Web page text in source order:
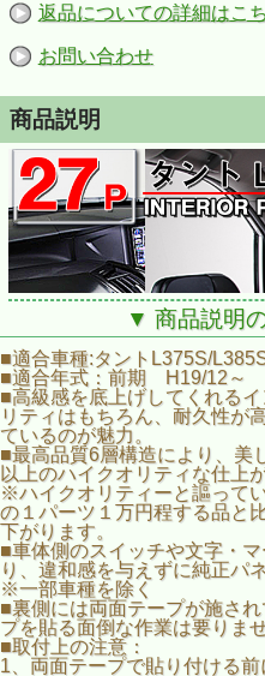
返品についての詳細はこ
お問い合わせ
商品説明
■適合車種:タントL375S/
■適合年式：前期 H19/12～
■ＡＢＳ樹脂
■新品未使用品
■高級感を底上げしてくれる
オリティはもちろん、耐久性
▼ 商品説明
■適合車種:タントL375S/
■適合年式：前期 H19/12～
■高級感を底上げしてくれる
リティはもちろん、耐久性が
ているのが魅力。
■最高品質6層構造により、美
以上のハイクオリティな仕上
※ハイクオリティーと謳って
の１パーツ１万円程する品と
下がります。
■車体側のスイッチや文字・
り、違和感を与えずに純正パ
※一部車種を除く
■裏側には両面テープが施さ
プを貼る面倒な作業は要りませ
■取付上の注意：
1、両面テープで貼り付ける